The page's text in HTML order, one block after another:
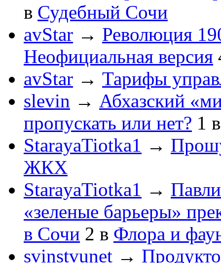
в Судебный Сочи
avStar → Революция
Неофициальная версия
avStar → Тарифы
slevin → Абхазский
пропускать или нет? 1
StarayaTiotka1 →
ЖКХ
StarayaTiotka1 →
«зеленые барьеры»
в Сочи 2 в Флора и
svinstvunet →